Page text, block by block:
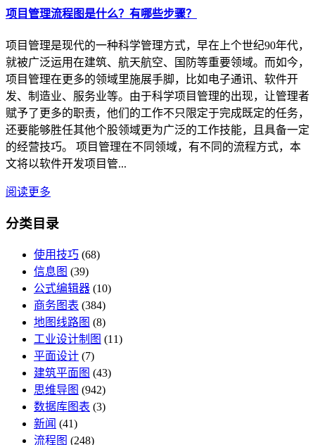
项目管理流程图是什么？有哪些步骤？
项目管理是现代的一种科学管理方式，早在上个世纪90年代，
就被广泛运用在建筑、航天航空、国防等重要领域。而如今，
项目管理在更多的领域里施展手脚，比如电子通讯、软件开
发、制造业、服务业等。由于科学项目管理的出现，让管理者
赋予了更多的职责，他们的工作不只限定于完成既定的任务，
还要能够胜任其他个股领域更为广泛的工作技能，且具备一定
的经营技巧。 项目管理在不同领域，有不同的流程方式，本
文将以软件开发项目管...
阅读更多
分类目录
使用技巧 (68)
信息图 (39)
公式编辑器 (10)
商务图表 (384)
地图线路图 (8)
工业设计制图 (11)
平面设计 (7)
建筑平面图 (43)
思维导图 (942)
数据库图表 (3)
新闻 (41)
流程图 (248)